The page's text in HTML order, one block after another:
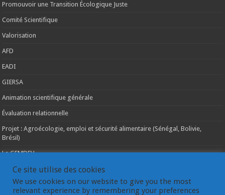
Promouvoir une Transition Écologique Juste
Comité Scientifique
Valorisation
AFD
EADI
GIERSA
Animation scientifique générale
Évaluation relationnelle
Projet : Agroécologie, emploi et sécurité alimentaire (Sénégal, Bolivie,
Brésil)
Le GEMDEV
La pluridisciplinarité
La coopération internationale
Ce site utilise des cookies
We use cookies on our website to give you the most
relevant experience by remembering your preferences